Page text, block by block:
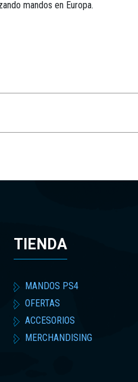
mandos en Europa.
TIENDA
MANDOS PS4
OFERTAS
ACCESORIOS
MERCHANDISING